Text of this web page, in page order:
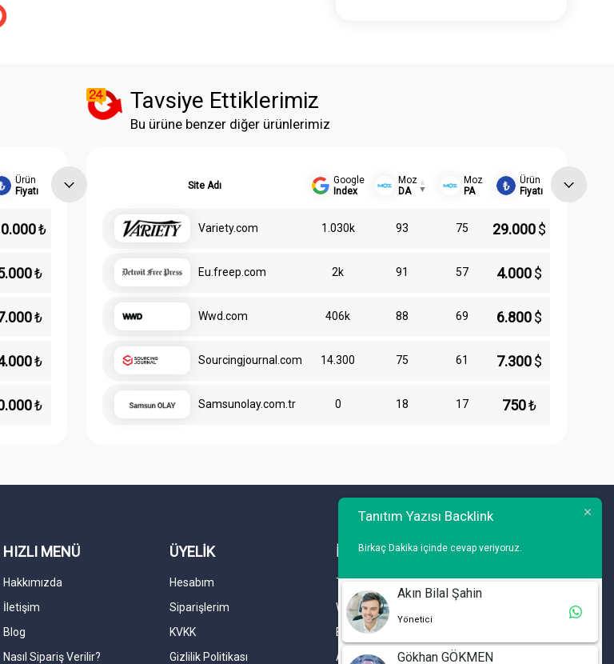
Ürün
Fiyatı
₺
₺
₺
₺
₺
Tavsiye Ettiklerimiz
Bu ürüne benzer diğer ürünlerimiz
Site Adı
Google
Index
Moz
DA
Moz
PA
Ürün
Fiyatı
Variety.com 1.030k 93 75 29.000$
Eu.freep.com 2k 91 57 4.000$
Wwd.com 406k 88 69 6.800$
Sourcingjournal.com 14.300 75 61 7.300$
Samsunolay.com.tr 0 18 17 750₺
HIZLI MENÜ
Hakkımızda
İletişim
Blog
Nasıl Sipariş Verilir?
ÜYELİK
Hesabım
Siparişlerim
KVKK
Gizlilik Politikası
İLETİŞİM
Telefon : 0 212 461 75 87
WhatsApp : 0 212 461 75 87
E-mail :info@tanitimyazisi.com.tr
Adres : Merkez Mh. DeğirmenBahçe Cd. A1 A
Tanıtım Yazısı Backlink
Birkaç Dakika içinde cevap veriyoruz.
Akın Bilal Şahin
Yönetici
Gökhan GÖKMEN